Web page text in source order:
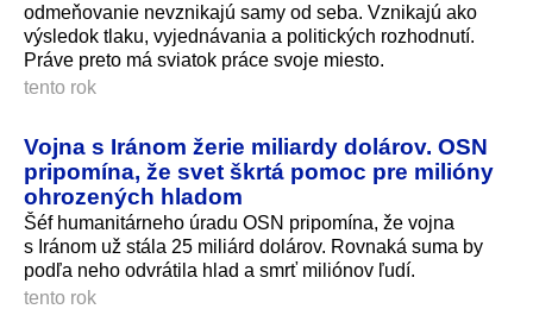
odmeňovanie nevznikajú samy od seba. Vznikajú ako
výsledok tlaku, vyjednávania a politických rozhodnutí.
Práve preto má sviatok práce svoje miesto.
tento rok
Vojna s Iránom žerie miliardy dolárov. OSN
pripomína, že svet škrtá pomoc pre milióny
ohrozených hladom
Šéf humanitárneho úradu OSN pripomína, že vojna
s Iránom už stála 25 miliárd dolárov. Rovnaká suma by
podľa neho odvrátila hlad a smrť miliónov ľudí.
tento rok